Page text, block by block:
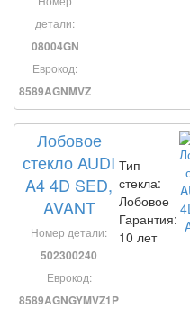
детали:
08004GN
Еврокод:
8589AGNMVZ
Лобовое
стекло AUDI
A4 4D SED,
AVANT
Номер детали:
502300240
Еврокод:
8589AGNGYMVZ1P
Тип
стекла:
Лобовое
Гарантия:
10 лет